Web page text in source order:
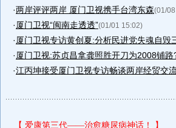
·两岸评评两岸 厦门卫视携手台湾东森(01/
· 厦门卫视“闽南走透透”(01/01 15:02)
· 厦门卫视专访黄创夏:分析民进党失魂自毁
· 厦门卫视:苏贞昌拿龚照胜开刀为2008铺路
·江丙坤接受厦门卫视专访畅谈两岸经贸交